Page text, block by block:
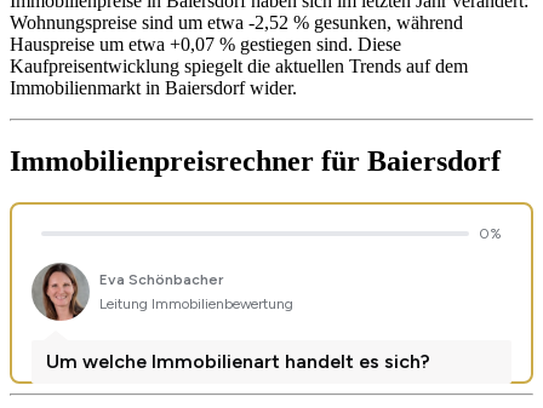
Wohnungspreise sind um etwa -2,52 % gesunken, während
Hauspreise um etwa +0,07 % gestiegen sind. Diese
Kaufpreisentwicklung spiegelt die aktuellen Trends auf dem
Immobilienmarkt in Baiersdorf wider.
Immobilienpreisrechner für Baiersdorf